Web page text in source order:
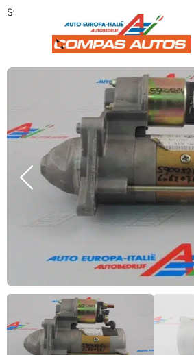
Startmotor ‘NIEUW’ 60620761